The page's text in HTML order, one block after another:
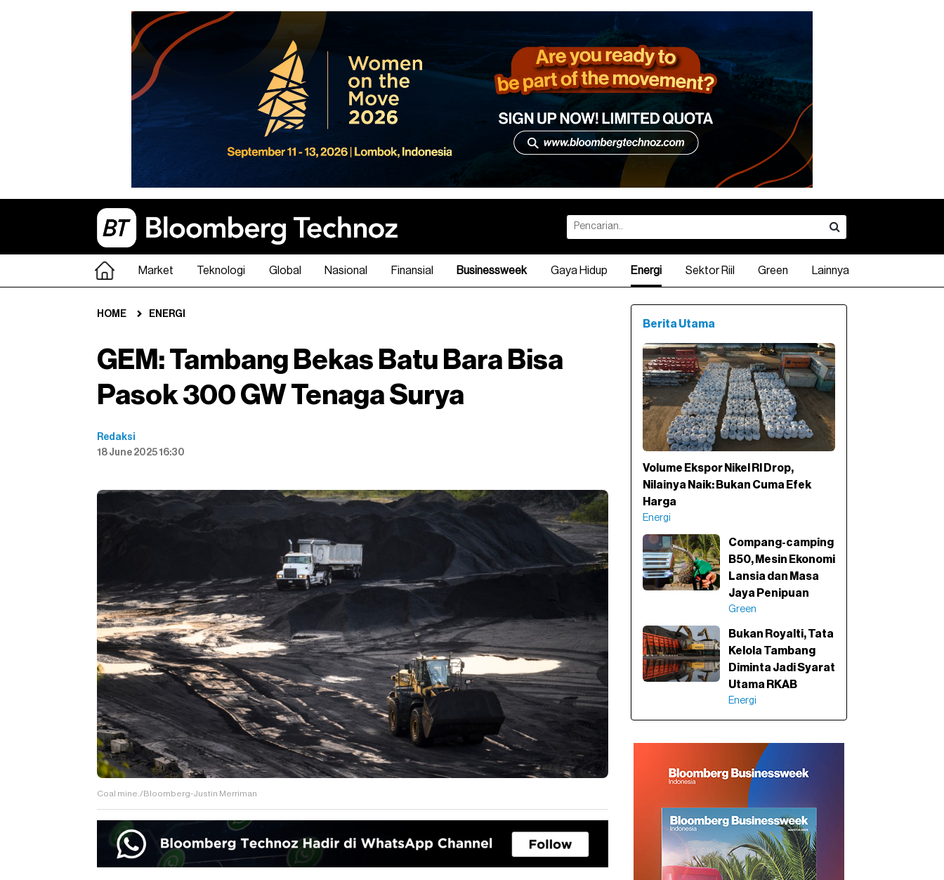
Market Teknologi Global Nasional Finansial Businessweek Gaya Hidup Energi Sektor Riil Green Lainnya
HOME ENERGI
GEM: Tambang Bekas Batu Bara Bisa
Pasok 300 GW Tenaga Surya
Redaksi
18 June 2025 16:30
Coal mine./Bloomberg-Justin Merriman
Berita Utama
Volume Ekspor Nikel RI Drop,
Nilainya Naik: Bukan Cuma Efek
Harga
Energi
Compang-camping
B50, Mesin Ekonomi
Lansia dan Masa
Jaya Penipuan
Green
Bukan Royalti, Tata
Kelola Tambang
Diminta Jadi Syarat
Utama RKAB
Energi